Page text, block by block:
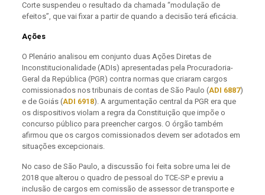
Corte suspendeu o resultado da chamada “modulação de
efeitos”, que vai fixar a partir de quando a decisão terá eficácia.
Ações
O Plenário analisou em conjunto duas Ações Diretas de
Inconstitucionalidade (ADIs) apresentadas pela Procuradoria-
Geral da República (PGR) contra normas que criaram cargos
comissionados nos tribunais de contas de São Paulo (ADI 6887)
e de Goiás (ADI 6918). A argumentação central da PGR era que
os dispositivos violam a regra da Constituição que impõe o
concurso público para preencher cargos. O órgão também
afirmou que os cargos comissionados devem ser adotados em
situações excepcionais.
No caso de São Paulo, a discussão foi feita sobre uma lei de
2018 que alterou o quadro de pessoal do TCE-SP e previu a
inclusão de cargos em comissão de assessor de transporte e